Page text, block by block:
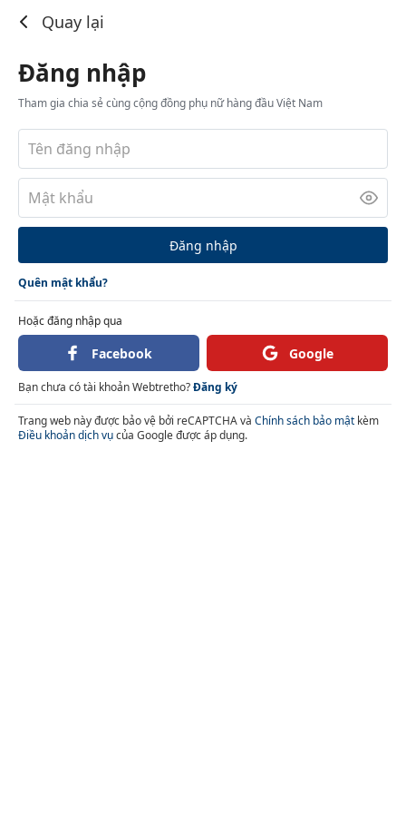
Quay lại
Đăng nhập
Tham gia chia sẻ cùng cộng đồng phụ nữ hàng đầu Việt Nam
Đăng nhập
Quên mật khẩu?
Hoặc đăng nhập qua
Facebook Google
Bạn chưa có tài khoản Webtretho?Đăng ký
Trang web này được bảo vệ bởi reCAPTCHA và Chính sách bảo mật kèm
Điều khoản dịch vụcủa Google được áp dụng.